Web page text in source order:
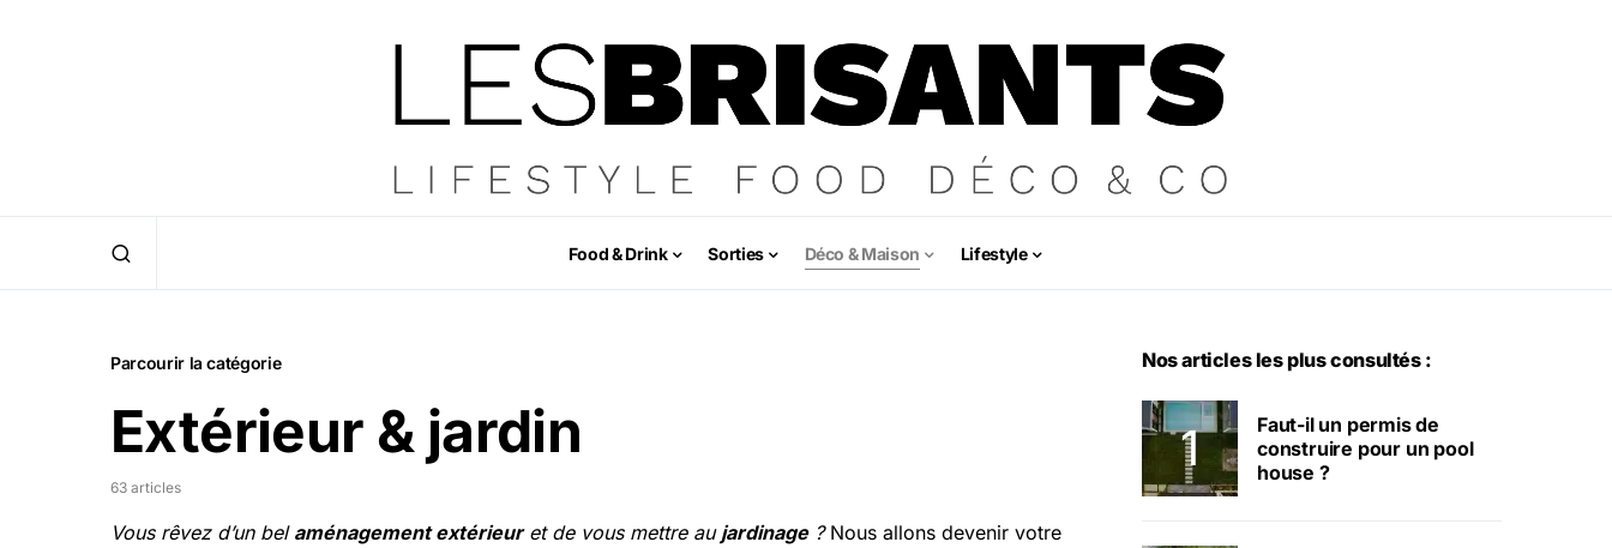
Food & Drink Sorties Déco & Maison Lifestyle
Parcourir la catégorie
Extérieur & jardin
63 articles
Vous rêvez d’un bel aménagement extérieuret de vous mettre au jardinage?Nous allons devenir votre
Nos articles les plus consultés :
Faut-il un permis de
construire pour un pool
house ?